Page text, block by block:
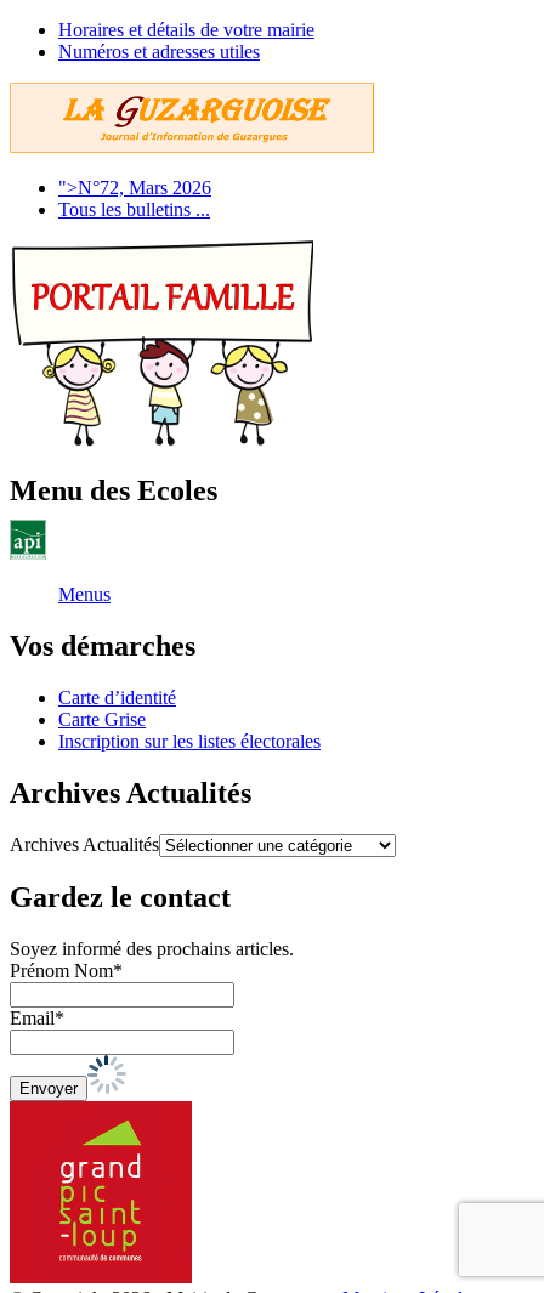
Horaires et détails de votre mairie
Numéros et adresses utiles
">N°72, Mars 2026
Tous les bulletins ...
Menu des Ecoles
Menus
Vos démarches
Carte d’identité
Carte Grise
Inscription sur les listes électorales
Archives Actualités
Archives Actualités
Gardez le contact
Soyez informé des prochains articles.
Prénom Nom*
Email*